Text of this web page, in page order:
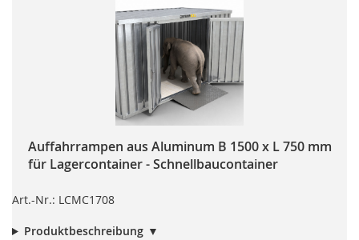
Auffahrrampen aus Aluminum B 1500 x L 750 mm
für Lagercontainer - Schnellbaucontainer
Art.-Nr.: LCMC1708
Produktbeschreibung